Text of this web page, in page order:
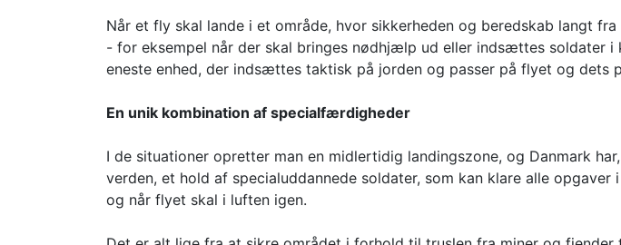
Når et fly skal lande i et område, hvor sikkerheden og beredskab langt
- for eksempel når der skal bringes nødhjælp ud eller indsættes soldater i
eneste enhed, der indsættes taktisk på jorden og passer på flyet og dets
En unik kombination af specialfærdigheder
I de situationer opretter man en midlertidig landingszone, og Danmark
verden, et hold af specialuddannede soldater, som kan klare alle opgaver
og når flyet skal i luften igen.